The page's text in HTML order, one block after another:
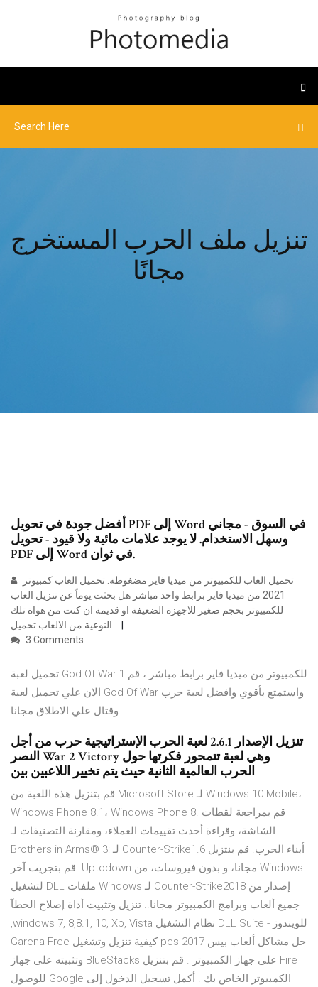
تنزيل ملف الحرب المستخرج
مجانًا
أفضل جودة في تحويل PDF إلى Word في السوق - مجاني
وسهل الاستخدام. لا يوجد علامات مائية ولا قيود - تحويل
PDF إلى Word في ثوان.
2021 من ميديا فاير برابط واحد مباشر هل بحثت يوماً عن تنزيل العاب
للكمبيوتر بحجم صغير للاجهزة الضعيفة او قديمة ان كنت من هواة تلك
3 Comments
تحميل لعبة God Of War 1 للكمبيوتر من ميديا فاير برابط مباشر ، قم
الان علي تحميل لعبة God Of War واستمتع بأقوي وافضل لعبة حرب
وقتال علي الاطلاق مجانا
تنزيل الإصدار 2.6.1 لعبة الحرب الإستراتيجية حرب من أجل
النصر War 2 Victory وهي لعبة تتمحور فكرتها حول
قم بتنزيل هذه اللعبة من Microsoft Store لـ Windows 10 Mobile،
Windows Phone 8.1، Windows Phone 8. قم بمراجعة لقطات
الشاشة، وقراءة أحدث تقييمات العملاء، ومقارنة التصنيفات لـ
Brothers in Arms® 3: أبناء الحرب. ‫قم بنتزيل Counter-Strike1.6 لـ
Windows مجانا، و بدون فيروسات، من Uptodown. قم بتجريب آخر
إصدار من Counter-Strike2018 لـ Windows ملفات DLL لتشغيل
جميع ألعاب وبرامج الكمبيوتر مجانا.. تنزيل وتثبيت أداة إصلاح الخطآ
للويندوز - DLL Suite نظام التشغيل windows 7, 8,8.1, 10, Xp, Vista,
حل مشاكل ألعاب بيس pes 2017 كيفية تنزيل وتشغيل Garena Free
Fire على جهاز الكمبيوتر . قم بتنزيل BlueStacks وتثبيته على جهاز
الكمبيوتر الخاص بك . أكمل تسجيل الدخول إلى Google للوصول